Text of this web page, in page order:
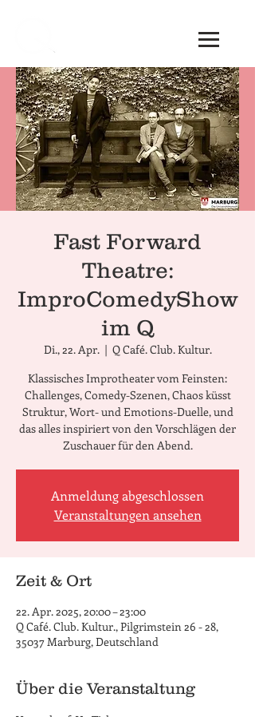
Fast Forward
Theatre:
ImproComedyShow
im Q
Di., 22. Apr.
  |
Q Café. Club. Kultur.
Klassisches Improtheater vom Feinsten:
Challenges, Comedy-Szenen, Chaos küsst
Struktur, Wort- und Emotions-Duelle, und
das alles inspiriert von den Vorschlägen der
Zuschauer für den Abend.
Anmeldung abgeschlossen
Veranstaltungen ansehen
Zeit & Ort
22. Apr. 2025, 20:00 – 23:00
Q Café. Club. Kultur., Pilgrimstein 26 - 28,
35037 Marburg, Deutschland
Über die Veranstaltung